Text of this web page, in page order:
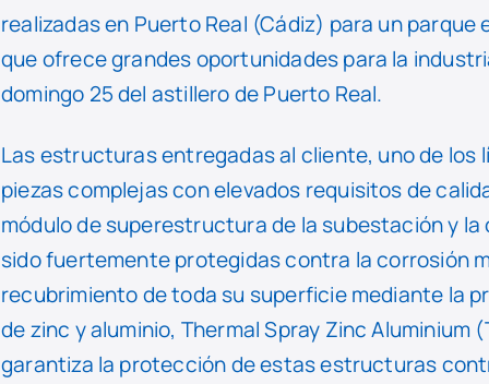
realizadas en Puerto Real (Cádiz) para un
que ofrece grandes oportunidades para la
domingo 25 del astillero de Puerto Real.
Las estructuras entregadas al cliente, uno de los
piezas complejas con elevados requisitos de
módulo de superestructura de la subestación y
sido fuertemente protegidas contra la corrosión
recubrimiento de toda su superficie mediante la
de zinc y aluminio, Thermal Spray Zinc
garantiza la protección de estas estructuras